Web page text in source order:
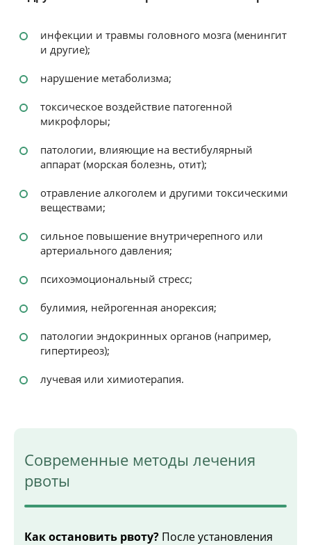
инфекции и травмы головного мозга (менингит
и другие);
нарушение метаболизма;
токсическое воздействие патогенной
микрофлоры;
патологии, влияющие на вестибулярный
аппарат (морская болезнь, отит);
отравление алкоголем и другими токсическими
веществами;
сильное повышение внутричерепного или
артериального давления;
психоэмоциональный стресс;
булимия, нейрогенная анорексия;
патологии эндокринных органов (например,
гипертиреоз);
лучевая или химиотерапия.
Современные методы лечения
рвоты
Как остановить рвоту? После установления